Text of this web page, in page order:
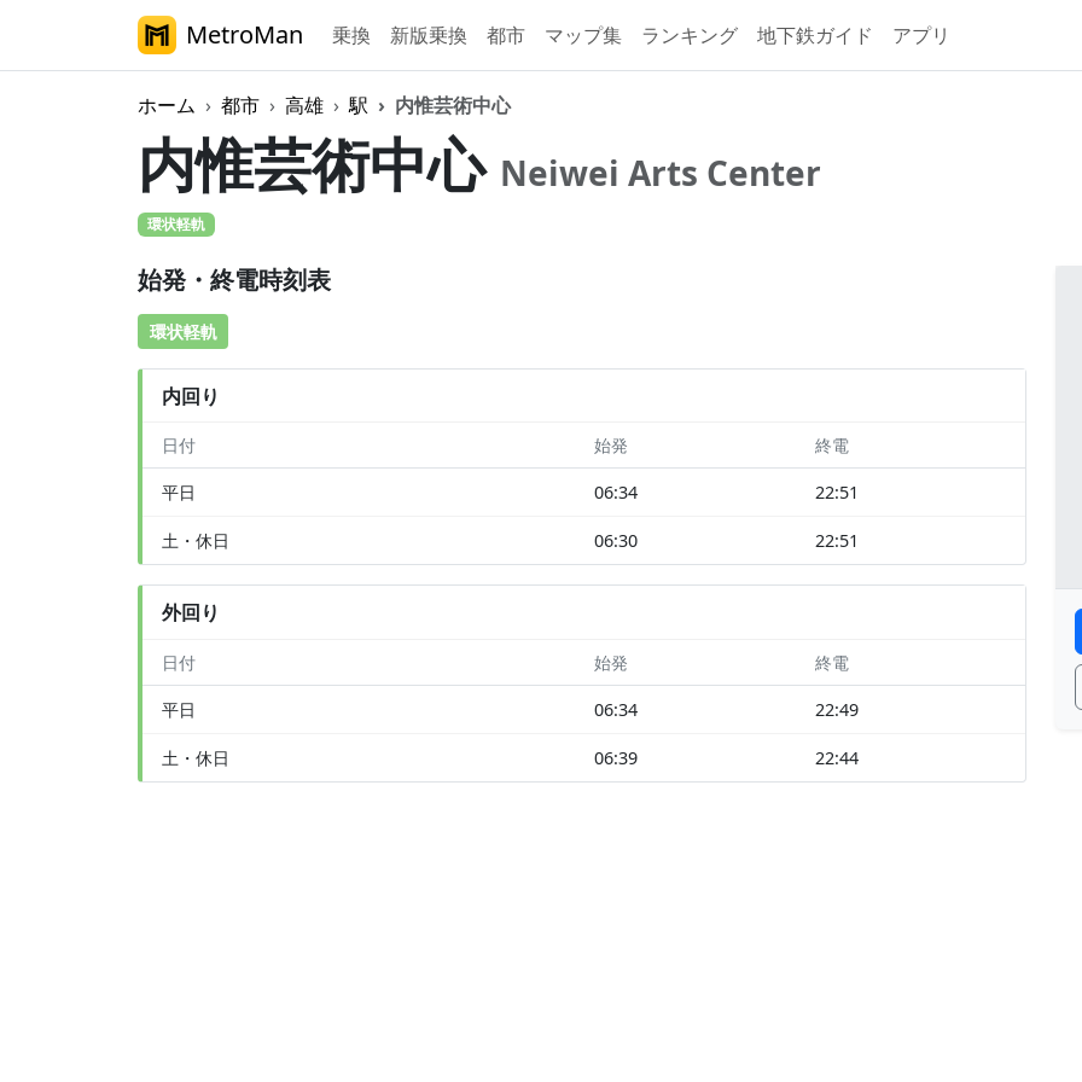
MetroMan 乗換 新版乗換 都市 マップ集 ランキング 地下鉄ガイド アプリ
ホーム 都市 高雄 駅 内惟芸術中心
内惟芸術中心 Neiwei Arts Center
環状軽軌
始発・終電時刻表
環状軽軌
内回り
日付 始発 終電
平日 06:34 22:51
土・休日 06:30 22:51
外回り
日付 始発 終電
平日 06:34 22:49
土・休日 06:39 22:44